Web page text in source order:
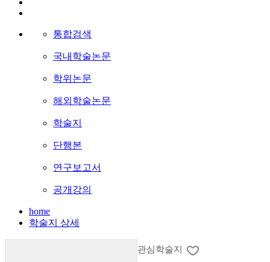
통합검색
국내학술논문
학위논문
해외학술논문
학술지
단행본
연구보고서
공개강의
home
학술지 상세
관심학술지